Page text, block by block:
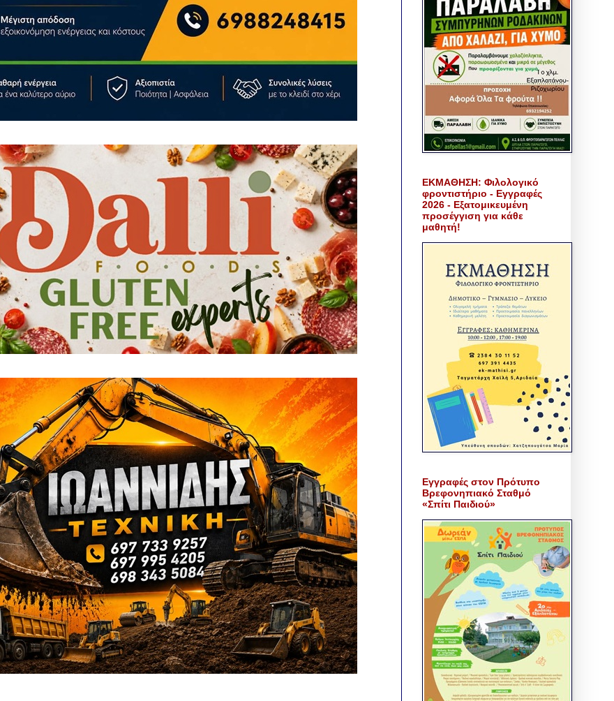
ΕΚΜΑΘΗΣΗ: Φιλολογικό
φροντιστήριο - Εγγραφές
2026 - Εξατομικευμένη
προσέγγιση για κάθε
μαθητή!
Εγγραφές στον Πρότυπο
Βρεφονηπιακό Σταθμό
«Σπίτι Παιδιού»